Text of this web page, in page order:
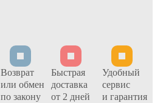
Возврат
или обмен
по закону
Быстрая
доставка
от 2 дней
Удобный
сервис
и гарантия